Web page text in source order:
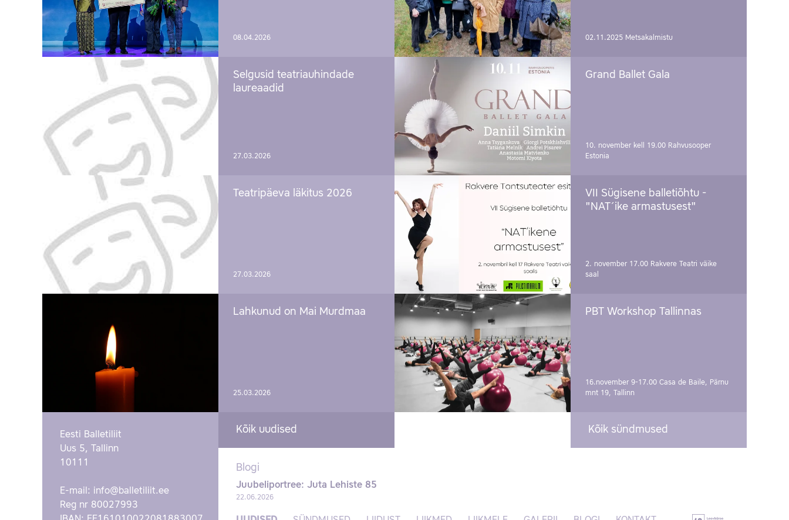
08.04.2026
Selgusid teatriauhindade
laureaadid
27.03.2026
Teatripäeva läkitus 2026
27.03.2026
Lahkunud on Mai Murdmaa
25.03.2026
Kõik uudised
02.11.2025 Metsakalmistu
Grand Ballet Gala
10. november kell 19.00 Rahvusooper
Estonia
VII Sügisene balletiõhtu -
"NAT´ike armastusest"
2. november 17.00 Rakvere Teatri väike
saal
PBT Workshop Tallinnas
16.november 9-17.00 Casa de Baile, Pärnu
mnt 19, Tallinn
Kõik sündmused
Eesti Balletiliit
Uus 5, Tallinn
10111
E-mail: info@balletiliit.ee
Reg nr 80027993
Blogi
Juubeliportree: Juta Lehiste 85
22.06.2026